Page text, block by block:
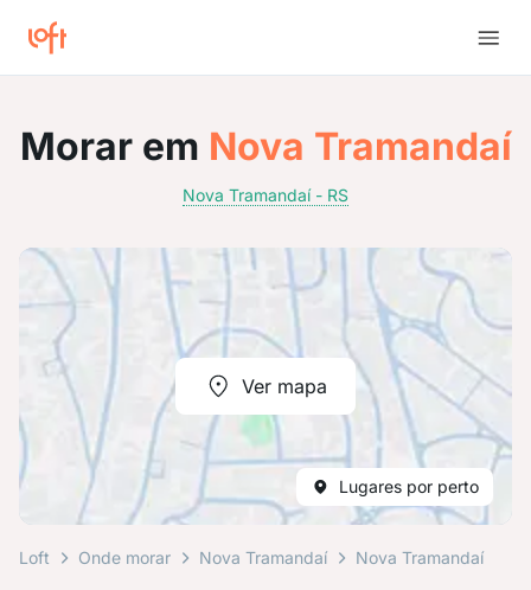
Morar em Nova Tramandaí
Nova Tramandaí - RS
Ver mapa
Lugares por perto
Loft Onde morar Nova Tramandaí Nova Tramandaí